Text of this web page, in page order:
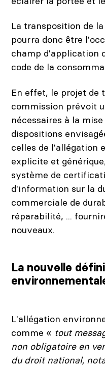
La transposition de
pourra donc être
champ d'application
code de la
En effet, le projet de
commission prévoit
nécessaires à la
dispositions
celles de l'allégation
explicite et
système de
d'information sur la
commerciale de
réparabilité, ...
nouveaux.
La nouvelle
L'allégation
comme « tout
non obligatoire en
du droit national,